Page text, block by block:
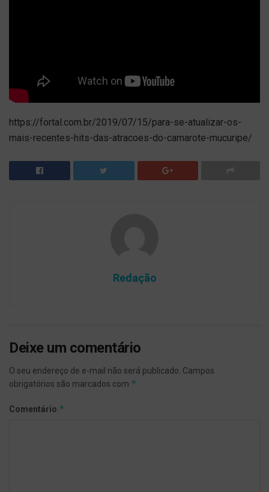
https://fortal.com.br/2019/07/15/para-se-atualizar-os-
mais-recentes-hits-das-atracoes-do-camarote-mucuripe/
Redação
Deixe um comentário
O seu endereço de e-mail não será publicado. Campos
obrigatórios são marcados com *
Comentário *